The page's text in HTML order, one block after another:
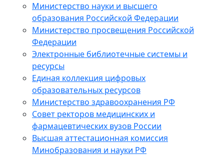
Министерство науки и высшего
образования Российской Федерации
Министерство просвещения Российской
Федерации
Электронные библиотечные системы и
ресурсы
Единая коллекция цифровых
образовательных ресурсов
Министерство здравоохранения РФ
Совет ректоров медицинских и
фармацевтических вузов России
Высшая аттестационная комиссия
Минобразования и науки РФ